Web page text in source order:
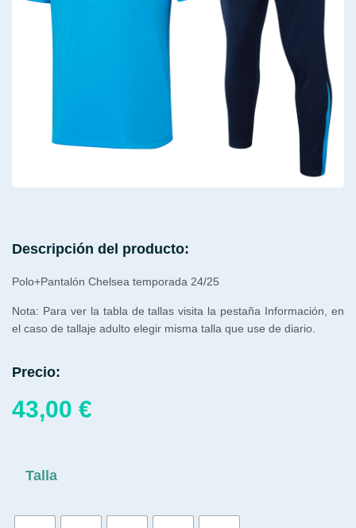
Descripción del producto:
Polo+Pantalón Chelsea temporada 24/25
Nota: Para ver la tabla de tallas visita la pestaña Información, en
el caso de tallaje adulto elegir misma talla que use de diario.
Precio:
43,00 €
Talla